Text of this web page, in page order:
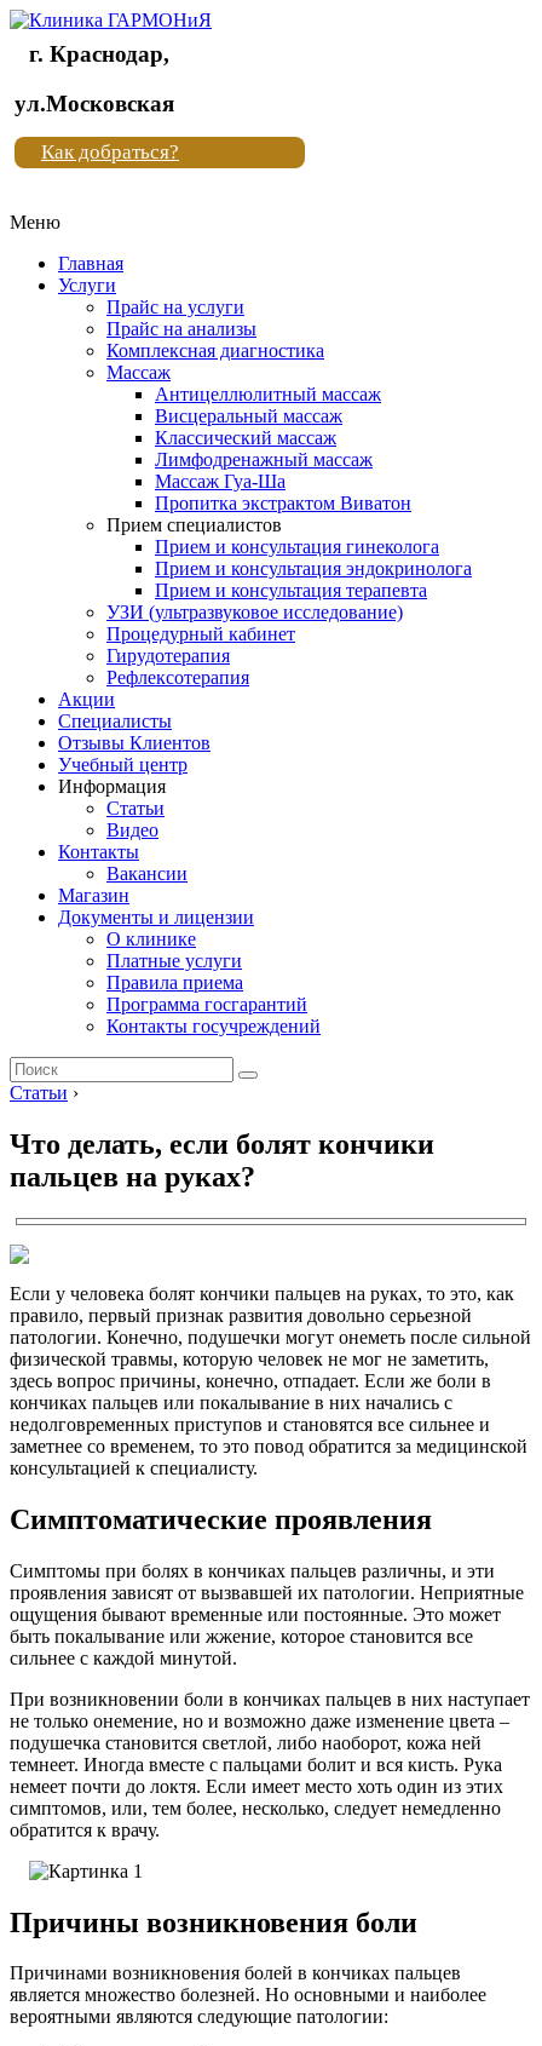
Клиника
"Новая
жизнь"
Клиника
жизнь"
г. Краснодар,
ул.Московская
Как добраться?
Меню
Главная
Услуги
Прайс на услуги
Прайс на анализы
Комплексная диагностика
Массаж
Антицеллюлитный массаж
Висцеральный массаж
Классический массаж
Лимфодренажный массаж
Массаж Гуа-Ша
Пропитка экстрактом Виватон
Прием специалистов
Прием и консультация гинеколога
Прием и консультация эндокринолога
Прием и консультация терапевта
УЗИ (ультразвуковое исследование)
Процедурный кабинет
Гирудотерапия
Рефлексотерапия
Акции
Специалисты
Отзывы Клиентов
Учебный центр
Информация
Статьи
Видео
Контакты
Вакансии
Магазин
Документы и лицензии
О клинике
Платные услуги
Правила приема
Программа госгарантий
Контакты госучреждений
Статьи ›
Что делать, если болят кончики
пальцев на руках?
Если у человека болят кончики пальцев на руках, то это, как
правило, первый признак развития довольно серьезной
патологии. Конечно, подушечки могут онеметь после сильной
физической травмы, которую человек не мог не заметить,
здесь вопрос причины, конечно, отпадает. Если же боли в
кончиках пальцев или покалывание в них начались с
недолговременных приступов и становятся все сильнее и
заметнее со временем, то это повод обратится за медицинской
консультацией к специалисту.
Симптоматические проявления
Симптомы при болях в кончиках пальцев различны, и эти
проявления зависят от вызвавшей их патологии. Неприятные
ощущения бывают временные или постоянные. Это может
быть покалывание или жжение, которое становится все
сильнее с каждой минутой.
При возникновении боли в кончиках пальцев в них наступает
не только онемение, но и возможно даже изменение цвета –
подушечка становится светлой, либо наоборот, кожа ней
темнеет. Иногда вместе с пальцами болит и вся кисть. Рука
немеет почти до локтя. Если имеет место хоть один из этих
симптомов, или, тем более, несколько, следует немедленно
обратится к врачу.
Причины возникновения боли
Причинами возникновения болей в кончиках пальцев
является множество болезней. Но основными и наиболее
вероятными являются следующие патологии: